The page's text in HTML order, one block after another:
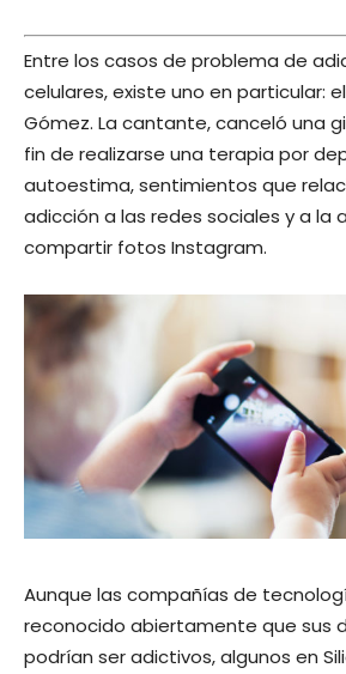
Entre los casos de problema de
celulares, existe uno en particular:
Gómez. La cantante, canceló una
fin de realizarse una terapia por
autoestima, sentimientos que
adicción a las redes sociales y a la
compartir fotos Instagram.
Aunque las compañías de
reconocido abiertamente que sus
podrían ser adictivos, algunos en